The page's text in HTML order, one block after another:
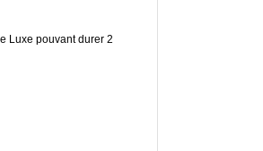
Luxe pouvant durer 2